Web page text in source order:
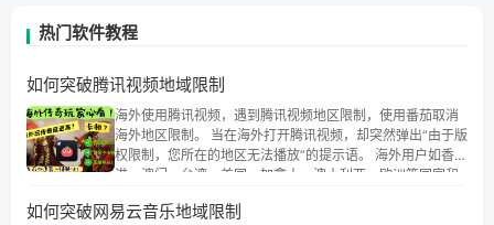
热门软件教程
如何突破腾讯视频地域限制
海外使用腾讯视频，遇到腾讯视频地区限制，使用番茄取消
海外地区限制。 当在海外打开腾讯视频，却突然弹出“由于版
权限制，您所在的地区无法播放”的提示语。 海外用户如香
港、澳门、台湾、美国、加拿大、澳大利亚、欧洲等国家和
权限制问题，且仅能在中国大陆地区播放。 遇到这个问题的
如何突破网易云音乐地域限制